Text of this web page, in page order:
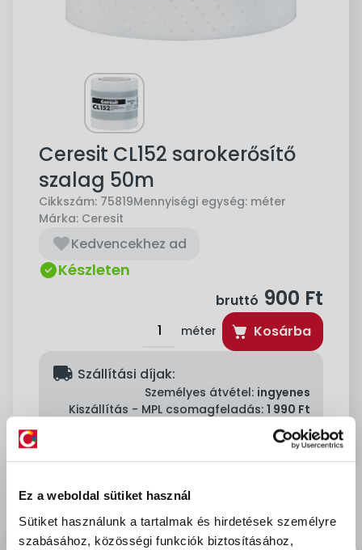
Ez a weboldal sütiket használ
Sütiket használunk a tartalmak és hirdetések személyre
szabásához, közösségi funkciók biztosításához,
Ceresit CL152 sarokerősítő
szalag 50m
Cikkszám: 75819Mennyiségi egység: méter
Márka: Ceresit
Kedvencekhez ad
Készleten
bruttó 900 Ft
méter Kosárba
delivery Szállítási díjak:
Személyes átvétel: ingyenes
Kiszállítás - MPL csomagfeladás: 1 990 Ft
Leírás & Adatok